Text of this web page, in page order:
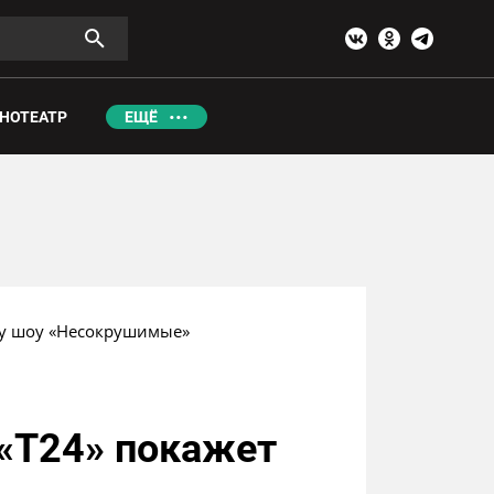
ЕЩЁ
шоу «Несокрушимые»
покажет